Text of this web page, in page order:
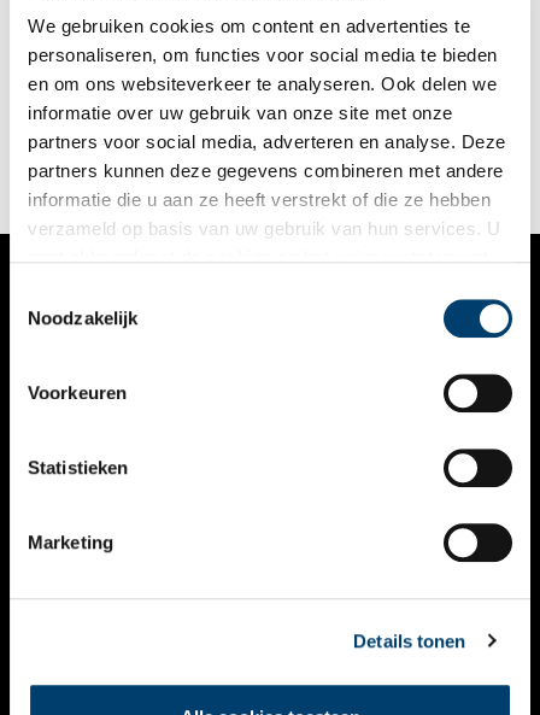
We gebruiken cookies om content en advertenties te
personaliseren, om functies voor social media te bieden
en om ons websiteverkeer te analyseren. Ook delen we
informatie over uw gebruik van onze site met onze
partners voor social media, adverteren en analyse. Deze
partners kunnen deze gegevens combineren met andere
informatie die u aan ze heeft verstrekt of die ze hebben
verzameld op basis van uw gebruik van hun services. U
Noodzakelijk
Voorkeuren
Statistieken
Marketing
Details tonen
Papageno Huis Laren is gevestigd in de voormalige villa
Dennenoord aan de Naarderstraat. In het negentiende-eeuwse
monument kunnen autistische jongeren begeleid wonen. Maar
voordat deze instelling in 2015 zijn deuren opende, kende het
woonhuis verschillende bewoners. Wat is er nu nog over hen
terug te vinden?
VERHALEN
KALENDER
THEMA’S
VIDEO’S
CONTACT